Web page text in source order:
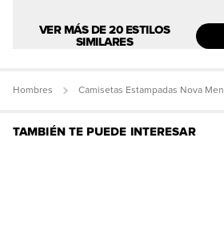
VER MÁS DE 20 ESTILOS
SIMILARES
Hombres Camisetas Estampadas Nova Men
TAMBIÉN TE PUEDE INTERESAR